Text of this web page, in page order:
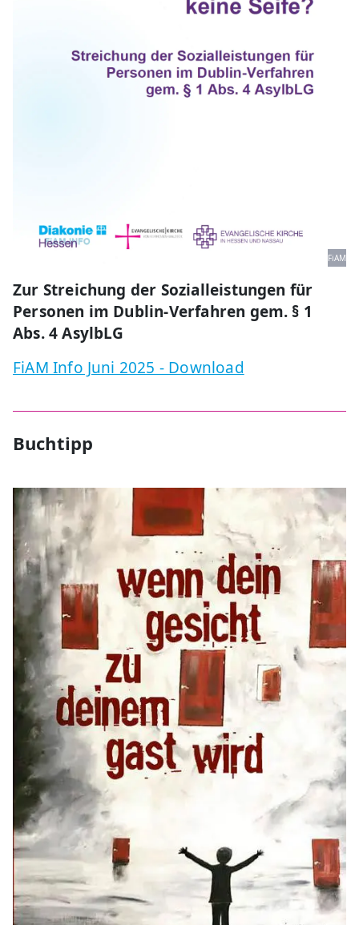
FiAM
Zur Streichung der Sozialleistungen für
Personen im Dublin-Verfahren gem. § 1
Abs. 4 AsylbLG
FiAM Info Juni 2025 - Download
Buchtipp